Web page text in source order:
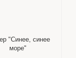
"Синее, синее
море"